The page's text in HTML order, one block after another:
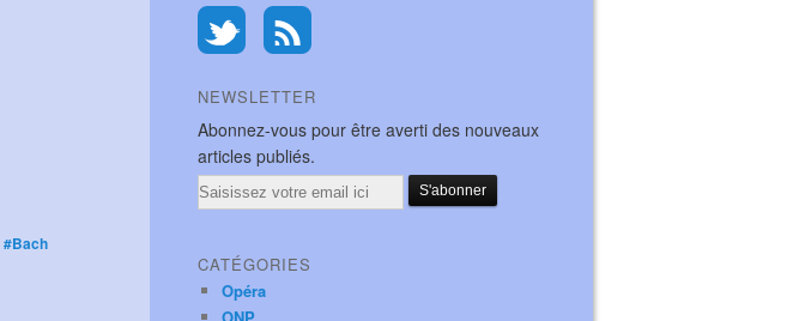
#Bach
NEWSLETTER
Abonnez-vous pour être averti des nouveaux
articles publiés.
Email
CATÉGORIES
Opéra